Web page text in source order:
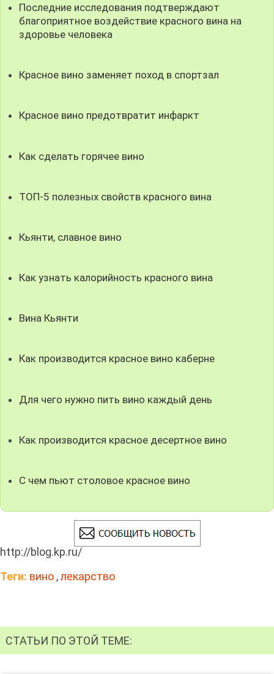
Последние исследования подтверждают
благоприятное воздействие красного вина на
здоровье человека
Красное вино заменяет поход в спортзал
Красное вино предотвратит инфаркт
Как сделать горячее вино
ТОП-5 полезных свойств красного вина
Кьянти, славное вино
Как узнать калорийность красного вина
Вина Кьянти
Как производится красное вино каберне
Для чего нужно пить вино каждый день
Как производится красное десертное вино
С чем пьют столовое красное вино
http://blog.kp.ru/
Теги: вино ,лекарство
СТАТЬИ ПО ЭТОЙ ТЕМЕ: